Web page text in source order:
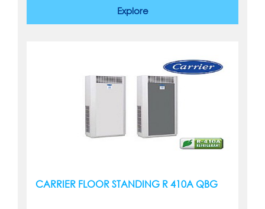
Explore
CARRIER FLOOR STANDING R 410A QBG